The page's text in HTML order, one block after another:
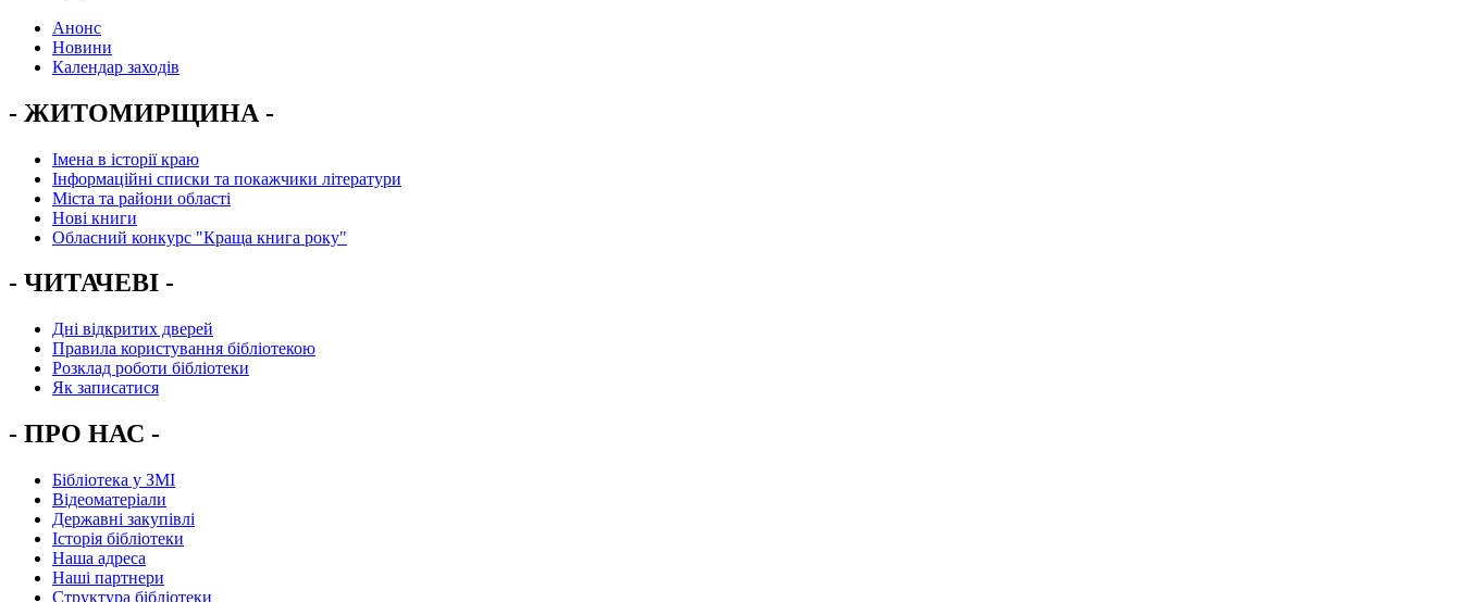
Анонс
Новини
Календар заходів
- ЖИТОМИРЩИНА -
Імена в історії краю
Інформаційні списки та покажчики літератури
Міста та райони області
Нові книги
Обласний конкурс "Краща книга року"
- ЧИТАЧЕВІ -
Дні відкритих дверей
Правила користування бібліотекою
Розклад роботи бібліотеки
Як записатися
- ПРО НАС -
Бібліотека у ЗМІ
Відеоматеріали
Державні закупівлі
Історія бібліотеки
Наша адреса
Наші партнери
Структура бібліотеки